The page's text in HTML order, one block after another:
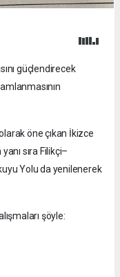
güçlendirecek
öne çıkan İkizce
sıra Filikçi–
Yolu da yenilenerek
şöyle: